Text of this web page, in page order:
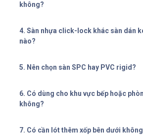
không?
4. Sàn nhựa click-lock khác sàn dán
nào?
5. Nên chọn sàn SPC hay PVC rigid?
6. Có dùng cho khu vực bếp hoặc
không?
7. Có cần lót thêm xốp bên dưới